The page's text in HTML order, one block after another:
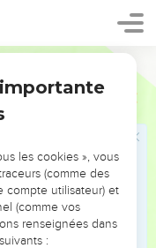
où il avait, de l'eau,
seigneur de la cour,
venu de la Judée
descendre et de
des signes et des
descends avant
les cookies », vous
(comme des
compte utilisateur) et
(comme vos
renseignées dans
: